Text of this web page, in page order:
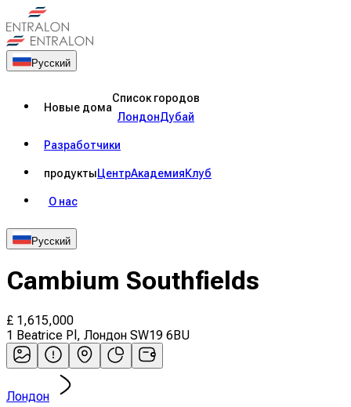
Русский
Новые дома
Список городов
ЛондонДубай
Разработчики
продуктыЦентрАкадемияКлуб
О нас
Русский
Cambium Southfields
£ 1,615,000
1 Beatrice Pl, Лондон SW19 6BU
Лондон